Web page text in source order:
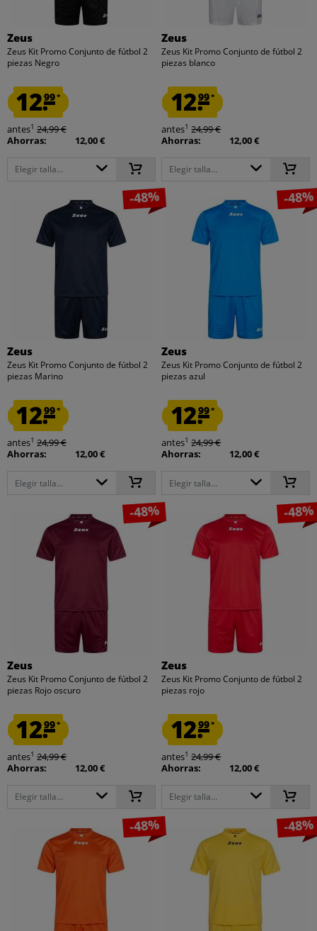
Zeus
Zeus Kit Promo Conjunto de fútbol 2
piezas Negro
12.99*
antes1 24,99 €
Ahorras:
12,00 €
Elegir talla...
Zeus
Zeus Kit Promo Conjunto de fútbol 2
piezas blanco
12.99*
antes1 24,99 €
Ahorras:
12,00 €
Elegir talla...
-48%
Zeus
Zeus Kit Promo Conjunto de fútbol 2
piezas Marino
12.99*
antes1 24,99 €
Ahorras:
12,00 €
Elegir talla...
-48%
Zeus
Zeus Kit Promo Conjunto de fútbol 2
piezas azul
12.99*
antes1 24,99 €
Ahorras:
12,00 €
Elegir talla...
-48%
Zeus
Zeus Kit Promo Conjunto de fútbol 2
piezas Rojo oscuro
12.99*
antes1 24,99 €
Ahorras:
12,00 €
Elegir talla...
-48%
Zeus
Zeus Kit Promo Conjunto de fútbol 2
piezas rojo
12.99*
antes1 24,99 €
Ahorras:
12,00 €
Elegir talla...
-48% -48%